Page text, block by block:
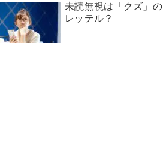
未読無視は「クズ」の
レッテル？